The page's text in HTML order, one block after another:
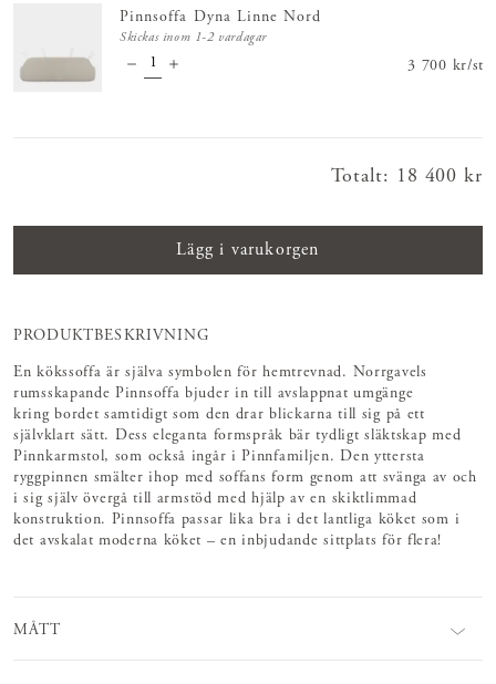
Pinnsoffa Dyna Linne Nord
Skickas inom 1-2 vardagar
Pris:3 700
3 700 kr/st
Totalt: Pris:
18 400 kr
Lägg i varukorgen
PRODUKTBESKRIVNING
En kökssoffa är själva symbolen för hemtrevnad. Norrgavels
rumsskapande Pinnsoffa bjuder in till avslappnat umgänge
kring bordet samtidigt som den drar blickarna till sig på ett
självklart sätt. Dess eleganta formspråk bär tydligt släktskap med
Pinnkarmstol, som också ingår i Pinnfamiljen. Den yttersta
ryggpinnen smälter ihop med soffans form genom att svänga av och
i sig själv övergå till armstöd med hjälp av en skiktlimmad
konstruktion. Pinnsoffa passar lika bra i det lantliga köket som i
det avskalat moderna köket – en inbjudande sittplats för flera!
MÅTT